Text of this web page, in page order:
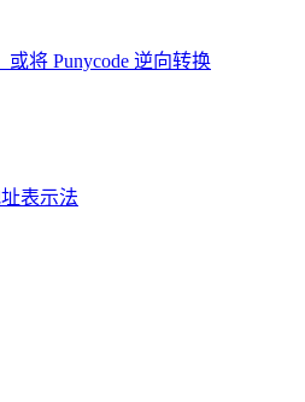
或将 Punycode 逆向转换
表示法